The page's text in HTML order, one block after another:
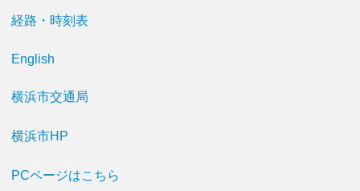
経路・時刻表
English
横浜市交通局
横浜市HP
PCページはこちら